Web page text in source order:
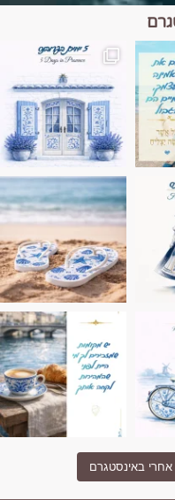
הי
באינסטגרם